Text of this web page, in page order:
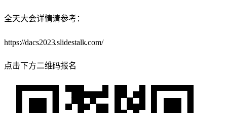
全天大会详情请参考：
https://dacs2023.slidestalk.com/
点击下方二维码报名